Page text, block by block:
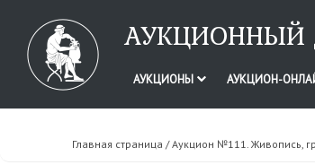
АУКЦИОНЫ АУКЦИОН-
Главная страница /Аукцион №111. Живопись,